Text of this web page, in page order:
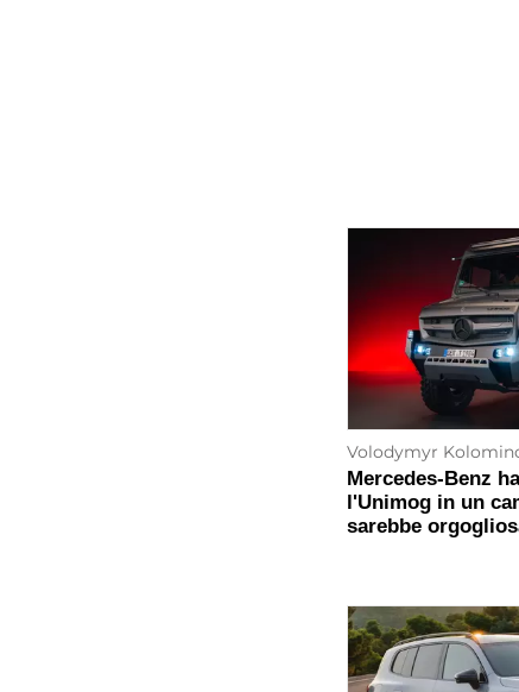
Volodymyr
Mercedes-Benz
l'Unimog in un
sarebbe